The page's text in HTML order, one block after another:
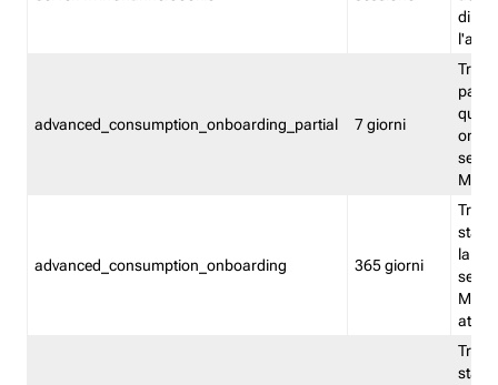
advanced_consumption_onboarding_partial 7 giorni
advanced_consumption_onboarding 365 giorni
stata
la
stata